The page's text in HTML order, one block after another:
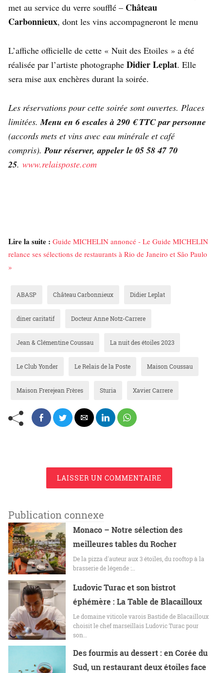
met au service du verre soufflé – Château
Carbonnieux, dont les vins accompagneront le menu
L’affiche officielle de cette « Nuit des Etoiles » a été
réalisée par l’artiste photographe Didier Leplat. Elle
sera mise aux enchères durant la soirée.
Les réservations pour cette soirée sont ouvertes. Places
limitées. Menu en 6 escales à 290 € TTC par personne
(accords mets et vins avec eau minérale et café
compris). Pour réserver, appeler le 05 58 47 70
25. www.relaisposte.com
Lire la suite : Guide MICHELIN annoncé - Le Guide MICHELIN
relance ses sélections de restaurants à Rio de Janeiro et São Paulo
»
ABASP Château Carbonnieux Didier Leplat
diner caritatif Docteur Anne Notz-Carrere
Jean & Clémentine Coussau La nuit des étoiles 2023
Le Club Yonder Le Relais de la Poste Maison Coussau
Maison Frerejean Frères Sturia Xavier Carrere
LAISSER UN COMMENTAIRE
Publication connexe
Monaco – Notre sélection des
meilleures tables du Rocher
De la pizza d'auteur aux 3 étoiles, du rooftop à la
brasserie de légende :…
Ludovic Turac et son bistrot
éphémère : La Table de Blacailloux
Le domaine viticole varois Bastide de Blacailloux
choisit le chef marseillais Ludovic Turac pour
son…
Des fourmis au dessert : en Corée du
Sud, un restaurant deux étoiles face